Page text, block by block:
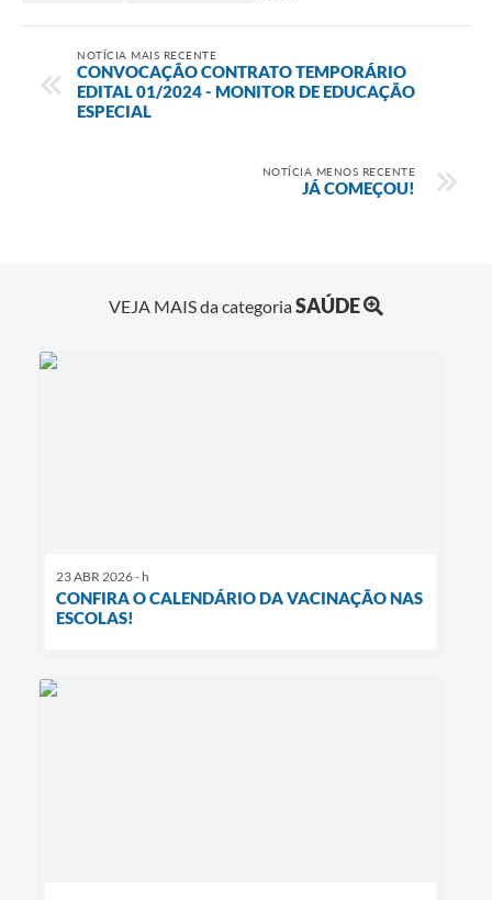
NOTÍCIA MAIS RECENTE
CONVOCAÇÃO CONTRATO TEMPORÁRIO
EDITAL 01/2024 - MONITOR DE EDUCAÇÃO
ESPECIAL
NOTÍCIA MENOS RECENTE
JÁ COMEÇOU!
VEJA MAIS da categoriaSAÚDE
23 ABR 2026 - h
CONFIRA O CALENDÁRIO DA VACINAÇÃO NAS
ESCOLAS!